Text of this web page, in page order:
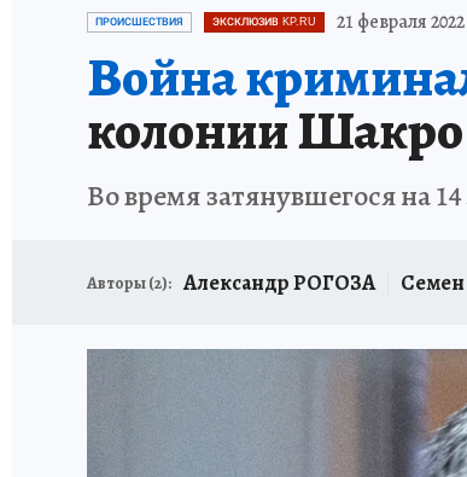
ИСПЫТАНО НА СЕБЕ
ПРОИСШЕСТВИЯ ЭКСКЛЮЗИВ KP.RU 21 февраля 2022
Война
колонии Шакро
Во время затянувшегося на
Авторы (2): Александр РОГОЗА